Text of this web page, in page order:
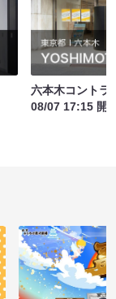
六本木コントラ
08/07 17:15 開